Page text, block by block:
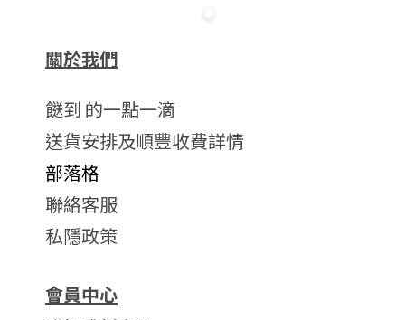
關於我們
餸到 的一點一滴
送貨安排及順豐收費詳情
部落格
聯絡客服
私隱政策
會員中心